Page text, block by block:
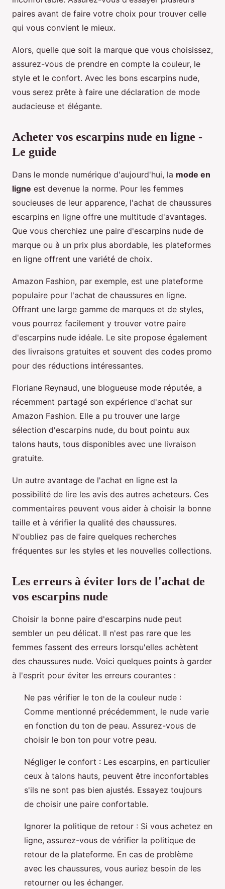
paires avant de faire votre choix pour trouver celle
qui vous convient le mieux.
Alors, quelle que soit la marque que vous choisissez,
assurez-vous de prendre en compte la couleur, le
style et le confort. Avec les bons escarpins nude,
vous serez prête à faire une déclaration de mode
audacieuse et élégante.
Acheter vos escarpins nude en ligne -
Le guide
Dans le monde numérique d'aujourd'hui, la mode en
ligne est devenue la norme. Pour les femmes
soucieuses de leur apparence, l'achat de chaussures
escarpins en ligne offre une multitude d'avantages.
Que vous cherchiez une paire d'escarpins nude de
marque ou à un prix plus abordable, les plateformes
en ligne offrent une variété de choix.
Amazon Fashion, par exemple, est une plateforme
populaire pour l'achat de chaussures en ligne.
Offrant une large gamme de marques et de styles,
vous pourrez facilement y trouver votre paire
d'escarpins nude idéale. Le site propose également
des livraisons gratuites et souvent des codes promo
pour des réductions intéressantes.
Floriane Reynaud, une blogueuse mode réputée, a
récemment partagé son expérience d'achat sur
Amazon Fashion. Elle a pu trouver une large
sélection d'escarpins nude, du bout pointu aux
talons hauts, tous disponibles avec une livraison
gratuite.
Un autre avantage de l'achat en ligne est la
possibilité de lire les avis des autres acheteurs. Ces
commentaires peuvent vous aider à choisir la bonne
taille et à vérifier la qualité des chaussures.
N'oubliez pas de faire quelques recherches
fréquentes sur les styles et les nouvelles collections.
Les erreurs à éviter lors de l'achat de
vos escarpins nude
Choisir la bonne paire d'escarpins nude peut
sembler un peu délicat. Il n'est pas rare que les
femmes fassent des erreurs lorsqu'elles achètent
des chaussures nude. Voici quelques points à garder
à l'esprit pour éviter les erreurs courantes :
Ne pas vérifier le ton de la couleur nude :
Comme mentionné précédemment, le nude varie
en fonction du ton de peau. Assurez-vous de
choisir le bon ton pour votre peau.
Négliger le confort : Les escarpins, en particulier
ceux à talons hauts, peuvent être inconfortables
s'ils ne sont pas bien ajustés. Essayez toujours
de choisir une paire confortable.
Ignorer la politique de retour : Si vous achetez en
ligne, assurez-vous de vérifier la politique de
retour de la plateforme. En cas de problème
avec les chaussures, vous auriez besoin de les
retourner ou les échanger.